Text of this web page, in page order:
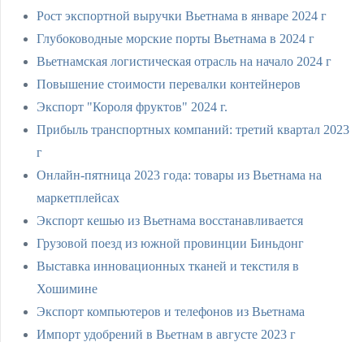
Рост экспортной выручки Вьетнама в январе 2024 г
Глубоководные морские порты Вьетнама в 2024 г
Вьетнамская логистическая отрасль на начало 2024 г
Повышение стоимости перевалки контейнеров
Экспорт "Короля фруктов" 2024 г.
Прибыль транспортных компаний: третий квартал 2023
г
Онлайн-пятница 2023 года: товары из Вьетнама на
маркетплейсах
Экспорт кешью из Вьетнама восстанавливается
Грузовой поезд из южной провинции Биньдонг
Выставка инновационных тканей и текстиля в
Хошимине
Экспорт компьютеров и телефонов из Вьетнама
Импорт удобрений в Вьетнам в августе 2023 г